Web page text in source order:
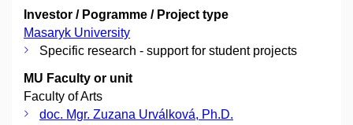
Investor / Pogramme / Project type
Masaryk University
Specific research - support for student projects
MU Faculty or unit
Faculty of Arts
doc. Mgr. Zuzana Urválková, Ph.D.